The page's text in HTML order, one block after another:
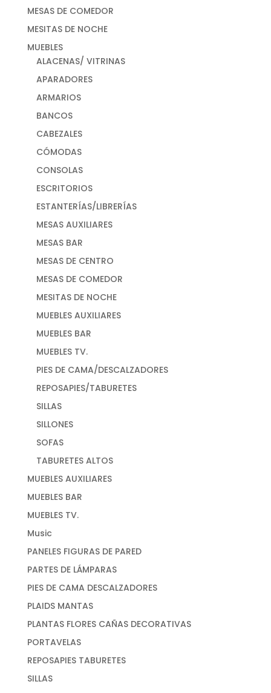
MESAS DE COMEDOR
MESITAS DE NOCHE
MUEBLES
ALACENAS/ VITRINAS
APARADORES
ARMARIOS
BANCOS
CABEZALES
CÓMODAS
CONSOLAS
ESCRITORIOS
ESTANTERÍAS/LIBRERÍAS
MESAS AUXILIARES
MESAS BAR
MESAS DE CENTRO
MESAS DE COMEDOR
MESITAS DE NOCHE
MUEBLES AUXILIARES
MUEBLES BAR
MUEBLES TV.
PIES DE CAMA/DESCALZADORES
REPOSAPIES/TABURETES
SILLAS
SILLONES
SOFAS
TABURETES ALTOS
MUEBLES AUXILIARES
MUEBLES BAR
MUEBLES TV.
Music
PANELES FIGURAS DE PARED
PARTES DE LÁMPARAS
PIES DE CAMA DESCALZADORES
PLAIDS MANTAS
PLANTAS FLORES CAÑAS DECORATIVAS
PORTAVELAS
REPOSAPIES TABURETES
SILLAS